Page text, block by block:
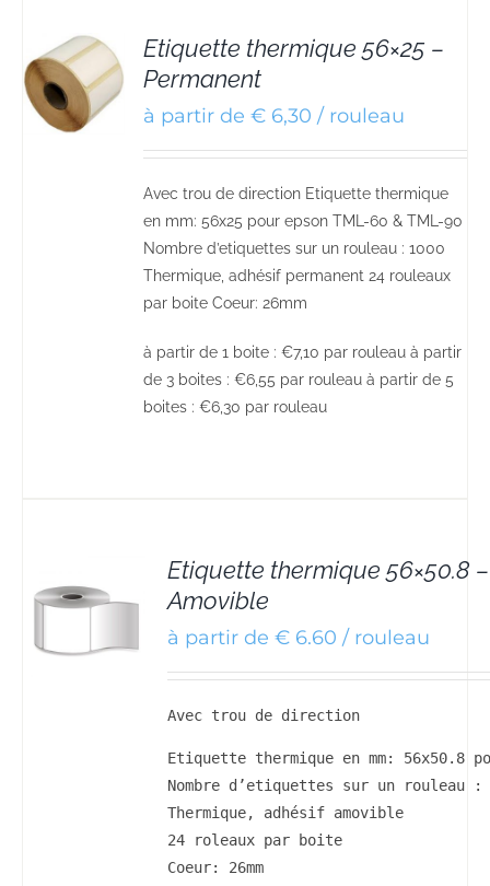
Etiquette thermique 56×25 –
Permanent
à partir de € 6,30 / rouleau
Avec trou de direction Etiquette thermique
en mm: 56x25 pour epson TML-60 & TML-90
Nombre d’etiquettes sur un rouleau : 1000
Thermique, adhésif permanent 24 rouleaux
par boite Coeur: 26mm
à partir de 1 boite : €7,10 par rouleau à partir
de 3 boites : €6,55 par rouleau à partir de 5
boites : €6,30 par rouleau
Etiquette thermique 56×50.8 –
Amovible
à partir de € 6.60 / rouleau
Avec trou de direction
Etiquette thermique en mm: 56x50.8
Nombre d’etiquettes sur un rouleau :
Thermique, adhésif amovible
24 roleaux par boite
Coeur: 26mm